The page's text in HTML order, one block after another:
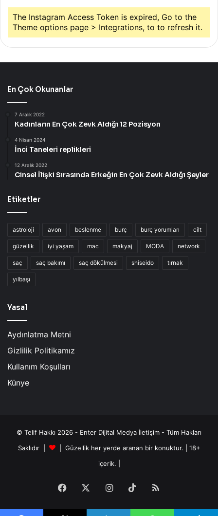
The Instagram Access Token is expired, Go to the
Theme options page > Integrations, to to refresh it.
En Çok Okunanlar
7 Aralık 2022
Kadınların En Çok Zevk Aldığı 12 Pozisyon
4 Nisan 2024
İnci Taneleri replikleri
12 Aralık 2022
Cinsel İlişki Sırasında Erkeğin En Çok Zevk Aldığı Şeyler
Etiketler
astroloji avon beslenme burç burç yorumları cilt
güzellik iyi yaşam mac makyaj MODA network
saç saç bakımı saç dökülmesi shiseido tırnak
yılbaşı
Yasal
Aydınlatma Metni
Gizlilik Politikamız
Kullanım Koşulları
Künye
© Telif Hakkı 2026 - Enter Dijital Medya İletişim - Tüm Hakları
Saklıdır |
| Güzellik her yerde aranan bir konuktur. | 18+
içerik. |
Facebook Instagram
TikTokRSS